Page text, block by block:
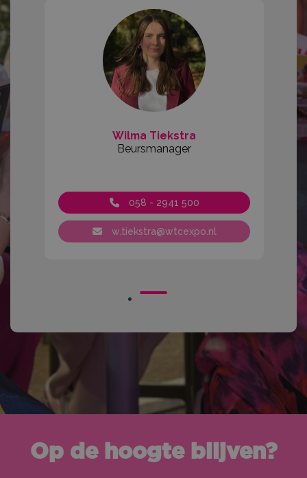
Wilma Tiekstra
Beursmanager
058 - 2941 500
w.tiekstra@wtcexpo.nl
Op de hoogte blijven?